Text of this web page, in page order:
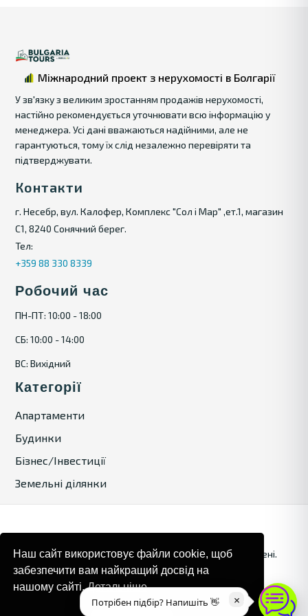
Міжнародний проект з нерухомості в Болгарії
У зв'язку з великим зростанням продажів нерухомості,
настійно рекомендується уточнювати всю інформацію у
менеджера. Усі дані вважаються надійними, але не
гарантуються, тому їх слід незалежно перевіряти та
підтверджувати.
Контакти
г. Несебр, вул. Калофер, Комплекс "Сол і Мар" ,ет.1, магазин
С1, 8240 Сонячний берег.
Тел:
+359 88 330 8339
Робочий час
ПН-ПТ: 10:00 - 18:00
СБ: 10:00 - 14:00
ВС: Вихідний
Категорії
Апартаменти
Будинки
Бізнес/Інвестиції
Земельні ділянки
© 2024. Bulgaria Tours by Inrealr4u. Усі права захищені.
Карта сайтуПолітика конфіденційності
×
Потрібен підбір? Напишіть 👋
Наш сайт використовує файли cookie, щоб
забезпечити вам найкращий досвід на
нашому сайті.Детальніше